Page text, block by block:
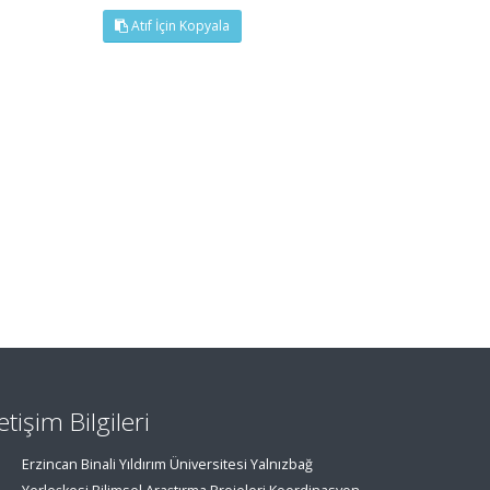
Atıf İçin Kopyala
Bilgileri
Erzincan Binali Yıldırım Üniversitesi Yalnızbağ